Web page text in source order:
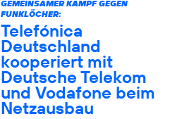
GEMEINSAMER KAMPF GEGEN
FUNKLÖCHER:
Telefónica
Deutschland
kooperiert mit
Deutsche Telekom
und Vodafone beim
Netzausbau